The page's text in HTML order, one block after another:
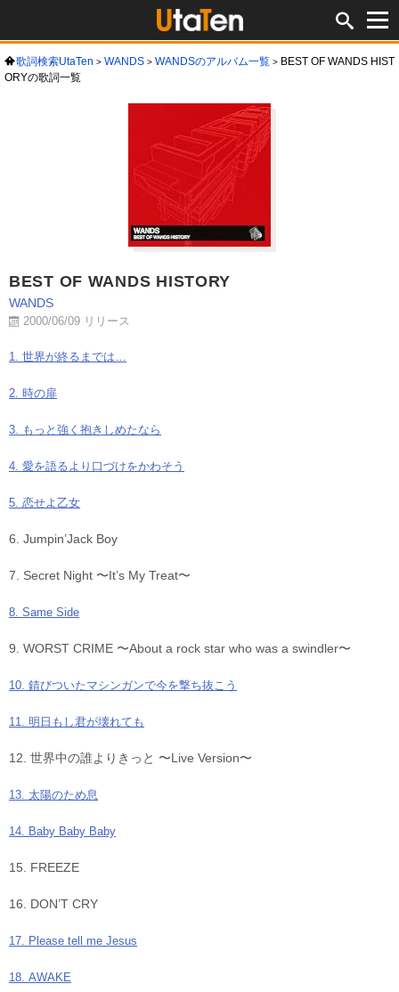
歌詞検索UtaTen WANDS WANDSのアルバム一覧
BEST OF WANDS HIST
ORYの歌詞一覧
BEST OF WANDS HISTORY
WANDS
2000/06/09 リリース
1. 世界が終るまでは…
2. 時の扉
3. もっと強く抱きしめたなら
4. 愛を語るより口づけをかわそう
5. 恋せよ乙女
6. Jumpin’Jack Boy
7. Secret Night 〜It’s My Treat〜
8. Same Side
9. WORST CRIME 〜About a rock star who was a swindler〜
10. 錆びついたマシンガンで今を撃ち抜こう
11. 明日もし君が壊れても
12. 世界中の誰よりきっと 〜Live Version〜
13. 太陽のため息
14. Baby Baby Baby
15. FREEZE
16. DON’T CRY
17. Please tell me Jesus
18. AWAKE